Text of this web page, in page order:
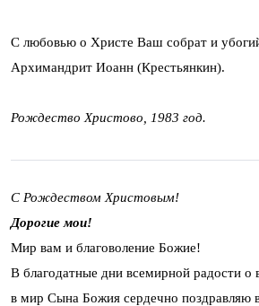
С любовью о Христе Ваш собрат и
Архимандрит Иоанн (Крестьянкин).
Рождество Христово, 1983 год.
С Рождеством Христовым!
Дорогие мои!
Мир вам и благоволение Божие!
В благодатные дни всемирной радости о
в мир Сына Божия сердечно поздравляю